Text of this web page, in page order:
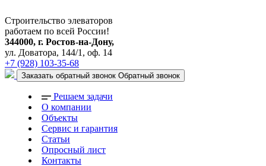
Строительство элеваторов
работаем по всей России!
344000, г. Ростов-на-Дону,
ул. Доватора, 144/1, оф. 14
+7 (928) 103-35-68
Заказать обратный звонок Обратный звонок
Решаем задачи
О компании
Объекты
Сервис и гарантия
Статьи
Опросный лист
Контакты